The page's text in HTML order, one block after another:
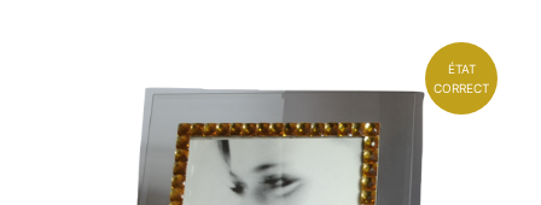
ÉTAT
CORRECT